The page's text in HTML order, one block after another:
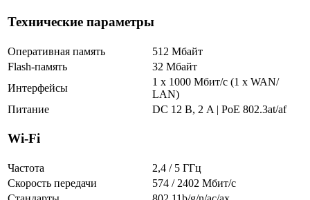
Технические параметры
Оперативная память
512 Мбайт
Flash-память
32 Мбайт
Интерфейсы
1 x 1000 Мбит/с (1 x WAN/
LAN)
Питание
DC 12 В, 2 A | PoE 802.3at/af
Wi-Fi
Частота
2,4 / 5 ГГц
Скорость передачи
574 / 2402 Мбит/с